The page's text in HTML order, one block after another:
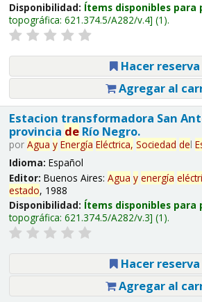
Disponibilidad: Ítems disponibles para
topográfica: 621.374.5/A282/v.4 (1).
Hacer reserva
Agregar al
Estacion transformadora San
provincia deRío Negro.
por Agua y Energía Eléctrica, Sociedad del
Idioma: Español
Editor: Buenos Aires: Agua y energía
estado, 1988
Disponibilidad: Ítems disponibles para
topográfica: 621.374.5/A282/v.3 (1).
Hacer reserva
Agregar al